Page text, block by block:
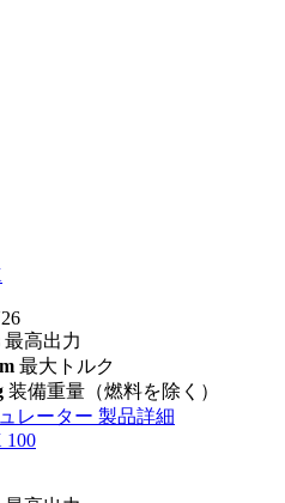
最高出力
最大トルク
装備重量（燃料を除く）
レーター 製品詳細
100